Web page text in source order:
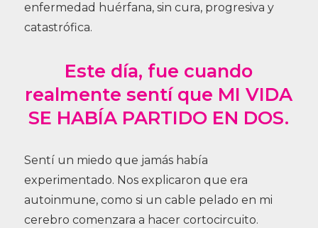
enfermedad huérfana, sin cura, progresiva y
catastrófica.
Este día, fue cuando
realmente sentí que MI VIDA
SE HABÍA PARTIDO EN DOS.
Sentí un miedo que jamás había
experimentado. Nos explicaron que era
autoinmune, como si un cable pelado en mi
cerebro comenzara a hacer cortocircuito.